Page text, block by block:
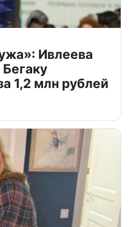
Ивлеева
1,2 млн рублей